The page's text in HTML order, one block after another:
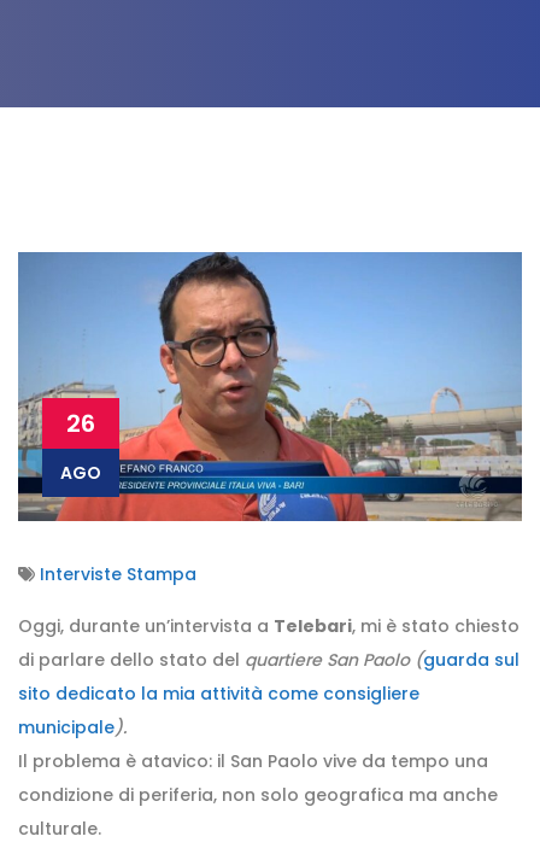
26
AGO
Interviste Stampa
Oggi, durante un’intervista a Telebari, mi è stato chiesto
di parlare dello stato del quartiere San Paolo (guarda sul
sito dedicato la mia attività come consigliere
municipale).
Il problema è atavico: il San Paolo vive da tempo una
condizione di periferia, non solo geografica ma anche
culturale.